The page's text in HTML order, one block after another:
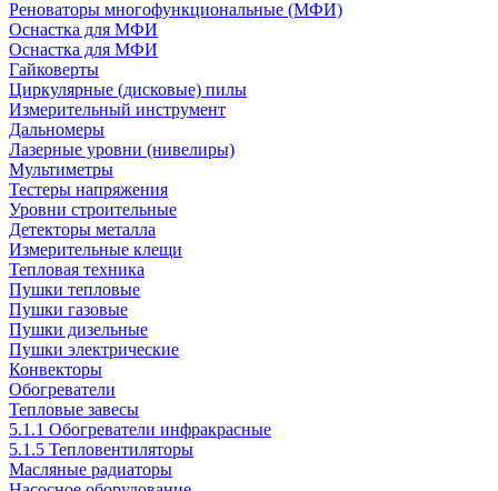
Реноваторы многофункциональные (МФИ)
Оснастка для МФИ
Оснастка для МФИ
Гайковерты
Циркулярные (дисковые) пилы
Измерительный инструмент
Дальномеры
Лазерные уровни (нивелиры)
Мультиметры
Тестеры напряжения
Уровни строительные
Детекторы металла
Измерительные клещи
Тепловая техника
Пушки тепловые
Пушки газовые
Пушки дизельные
Пушки электрические
Конвекторы
Обогреватели
Тепловые завесы
5.1.1 Обогреватели инфракрасные
5.1.5 Тепловентиляторы
Масляные радиаторы